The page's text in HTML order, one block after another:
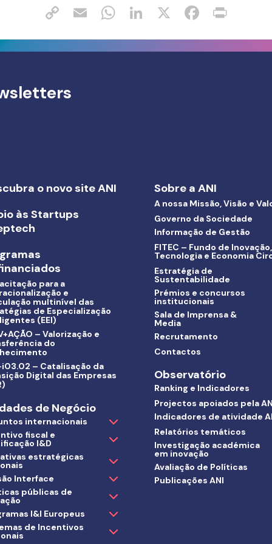
o novo site ANI
às Startups
para a
e
multinível das
de Especialização
(EEI)
– Valorização e
do
i03.02 – Catalisação da
Digital das Empresas
de Negócio
internacionais
fiscal e
I&D
estratégicas
Interface
públicas de
I&I Europeus
de Incentivos
Sobre a ANI
A nossa Missão, Visão e
Governo da Sociedade
Informação de Gestão
FITEC – Fundo de Inovação,
Tecnologia e Economia
Estratégia de
Sustentabilidade
Prémios e concursos
institucionais
Sala de Imprensa &
Media
Recrutamento
Contactos
Observatório
Ranking e Indicadores
Projectos apoiados pela
Indicadores de atividade
Relatórios temáticos
Investigação académica
em inovação
Avaliação de Políticas
Publicações ANI